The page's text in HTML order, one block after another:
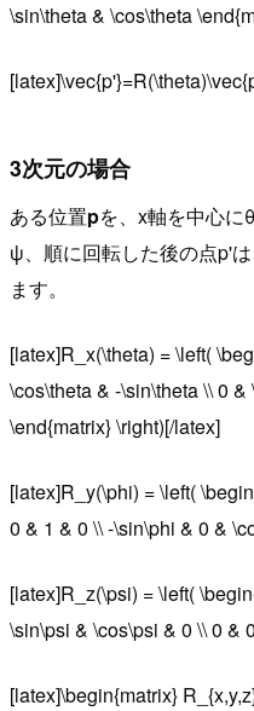
\sin\theta & \cos\theta
3次元の場合
ある位置pを、x軸を中心
ψ、順に回転した後の点p'
ます。
[latex]R_x(\theta) = \left(
\cos\theta & -\sin\theta \\ 0
\end{matrix} \right)[/latex]
[latex]R_y(\phi) = \left(
0 & 1 & 0 \\ -\sin\phi & 0 &
[latex]R_z(\psi) = \left(
\sin\psi & \cos\psi & 0 \\ 0 &
[latex]\begin{matrix}